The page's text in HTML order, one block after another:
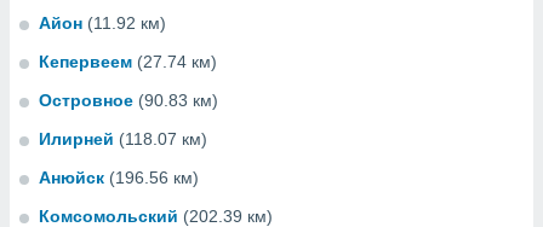
Айон (11.92 км)
Кепервеем (27.74 км)
Островное (90.83 км)
Илирней (118.07 км)
Анюйск (196.56 км)
Комсомольский (202.39 км)